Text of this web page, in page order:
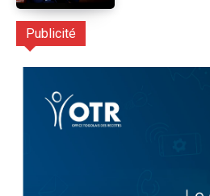
Publicité